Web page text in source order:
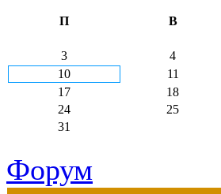
П В
3 4
10
11
17
18
24
25
31
Форум